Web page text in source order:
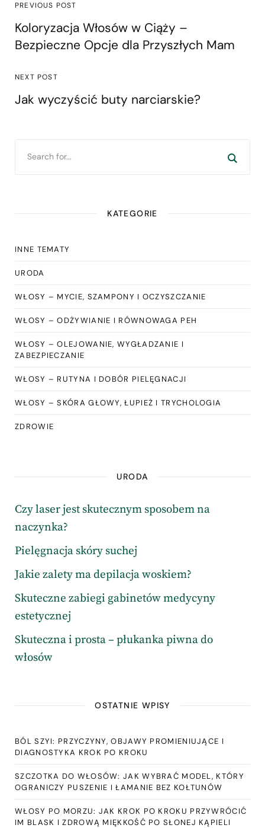
PREVIOUS POST
Koloryzacja Włosów w Ciąży –
Bezpieczne Opcje dla Przyszłych Mam
NEXT POST
Jak wyczyścić buty narciarskie?
KATEGORIE
INNE TEMATY
URODA
WŁOSY – MYCIE, SZAMPONY I OCZYSZCZANIE
WŁOSY – ODŻYWIANIE I RÓWNOWAGA PEH
WŁOSY – OLEJOWANIE, WYGŁADZANIE I
ZABEZPIECZANIE
WŁOSY – RUTYNA I DOBÓR PIELĘGNACJI
WŁOSY – SKÓRA GŁOWY, ŁUPIEŻ I TRYCHOLOGIA
ZDROWIE
URODA
Czy laser jest skutecznym sposobem na
naczynka?
Pielęgnacja skóry suchej
Jakie zalety ma depilacja woskiem?
Skuteczne zabiegi gabinetów medycyny
estetycznej
Skuteczna i prosta – płukanka piwna do
włosów
OSTATNIE WPISY
BÓL SZYI: PRZYCZYNY, OBJAWY PROMIENIUJĄCE I
DIAGNOSTYKA KROK PO KROKU
SZCZOTKA DO WŁOSÓW: JAK WYBRAĆ MODEL, KTÓRY
OGRANICZY PUSZENIE I ŁAMANIE BEZ KOŁTUNÓW
WŁOSY PO MORZU: JAK KROK PO KROKU PRZYWRÓCIĆ
IM BLASK I ZDROWĄ MIĘKKOŚĆ PO SŁONEJ KĄPIELI